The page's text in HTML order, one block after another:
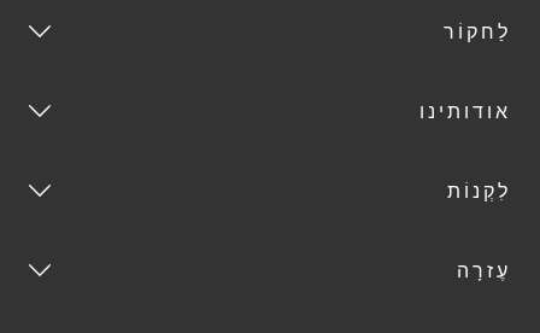
לַחקוֹר
אודותינו
לִקְנוֹת
עֶזרָה